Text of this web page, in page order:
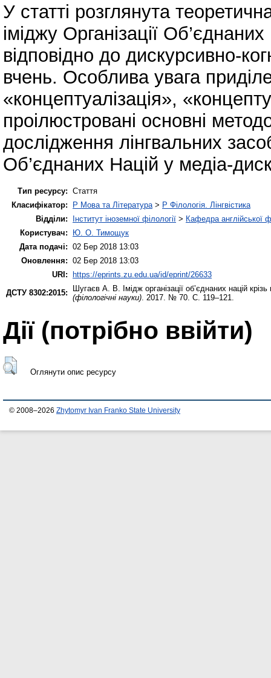
У статті розглянута
іміджу Організації
відповідно до дискурсивно-
вчень. Особлива увага
«концептуалізація»,
проілюстровані основні
дослідження лінгвальних
Об’єднаних Націй у медіа-
Тип ресурсу: Стаття
Класифікатор:
P Мова та Література > P Філологія. Лінгвістика
Відділи:
Інститут іноземної філології > Кафедра англійської
Користувач:
Ю. О. Тимощук
Дата подачі: 02 Бер 2018 13:03
Оновлення: 02 Бер 2018 13:03
URI: https://eprints.zu.edu.ua/id/eprint/26633
ДСТУ 8302:2015:
Шугаєв А. В.
Імідж організації об’єднаних націй
(філологічні науки) . 2017. № 70. С. 119–121.
Дії ​​(потрібно ввійти)
Оглянути опис ресурсу
© 2008–2026 Zhytomyr Ivan Franko State University